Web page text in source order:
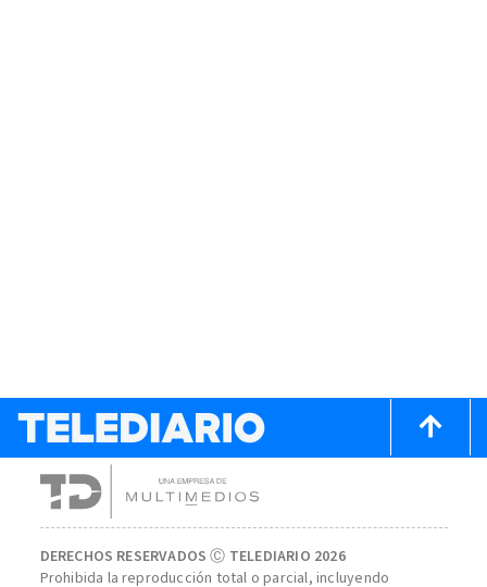
DERECHOS RESERVADOS Ⓒ TELEDIARIO 2026
Prohibida la reproducción total o parcial, incluyendo